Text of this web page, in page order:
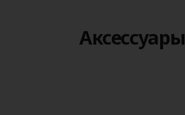
Aксессуары